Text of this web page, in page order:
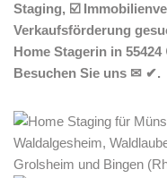
Staging, ☑️
Verkaufsförderung
Home Stagerin in
Besuchen Sie uns ✉ ✔.